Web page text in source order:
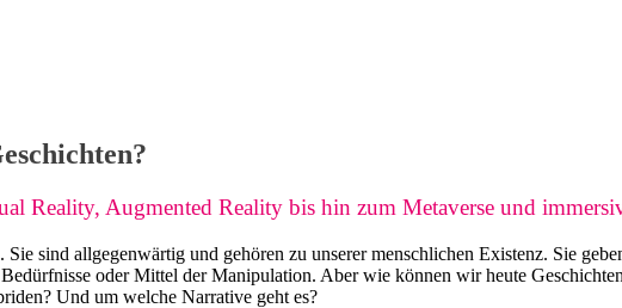
Reality, Augmented Reality bis hin zum Metaverse und
sind allgegenwärtig und gehören zu unserer menschlichen Existenz. Sie
oder Mittel der Manipulation. Aber wie können wir heute
Und um welche Narrative geht es?